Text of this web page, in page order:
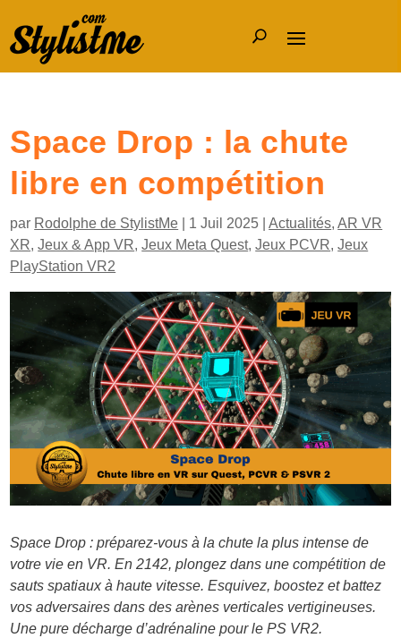
Space Drop : la chute
libre en compétition
par Rodolphe de StylistMe 1 Juil 2025 |Actualités,AR VR
XR,Jeux & App VR,Jeux Meta Quest,Jeux PCVR,Jeux
PlayStation VR2
Space Drop : préparez-vous à la chute la plus intense de
votre vie en VR. En 2142, plongez dans une compétition de
sauts spatiaux à haute vitesse. Esquivez, boostez et battez
vos adversaires dans des arènes verticales vertigineuses.
Une pure décharge d’adrénaline pour le PS VR2.